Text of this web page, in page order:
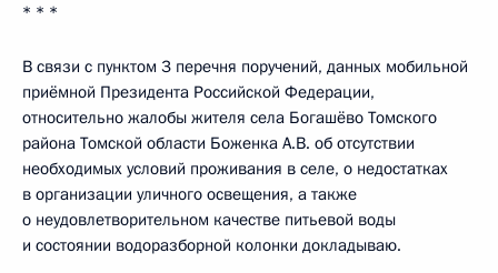
* * *
В связи с пунктом 3 перечня поручений, данных мобильной
приёмной Президента Российской Федерации,
относительно жалобы жителя села Богашёво Томского
района Томской области Боженка А.В. об отсутствии
необходимых условий проживания в селе, о недостатках
в организации уличного освещения, а также
о неудовлетворительном качестве питьевой воды
и состоянии водоразборной колонки докладываю.